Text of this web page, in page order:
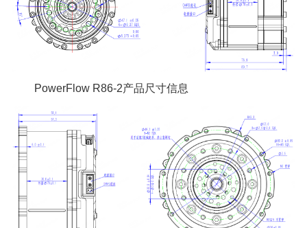
PowerFlow R86-2产品尺寸信息